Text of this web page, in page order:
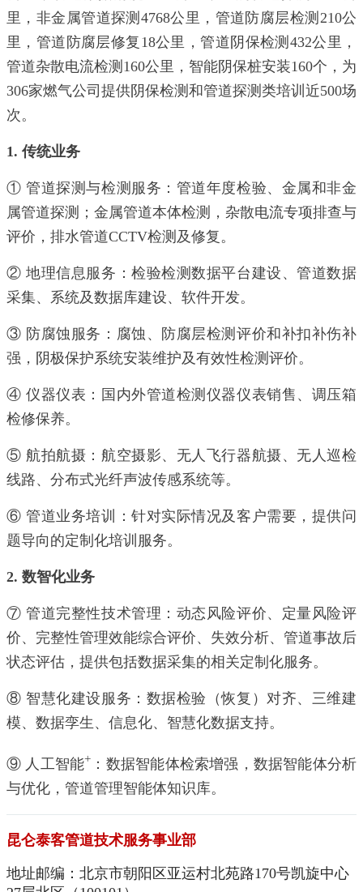
里，非金属管道探测4768公里，管道防腐层检测210公
里，管道防腐层修复18公里，管道阴保检测432公里，
管道杂散电流检测160公里，智能阴保桩安装160个，为
306家燃气公司提供阴保检测和管道探测类培训近500场
次。
1. 传统业务
① 管道探测与检测服务：管道年度检验、金属和非金
属管道探测；金属管道本体检测，杂散电流专项排查与
评价，排水管道CCTV检测及修复。
② 地理信息服务：检验检测数据平台建设、管道数据
采集、系统及数据库建设、软件开发。
③ 防腐蚀服务：腐蚀、防腐层检测评价和补扣补伤补
强，阴极保护系统安装维护及有效性检测评价。
④ 仪器仪表：国内外管道检测仪器仪表销售、调压箱
检修保养。
⑤ 航拍航摄：航空摄影、无人飞行器航摄、无人巡检
线路、分布式光纤声波传感系统等。
⑥ 管道业务培训：针对实际情况及客户需要，提供问
题导向的定制化培训服务。
2. 数智化业务
⑦ 管道完整性技术管理：动态风险评价、定量风险评
价、完整性管理效能综合评价、失效分析、管道事故后
状态评估，提供包括数据采集的相关定制化服务。
⑧ 智慧化建设服务：数据检验（恢复）对齐、三维建
模、数据孪生、信息化、智慧化数据支持。
⑨ 人工智能+ ：数据智能体检索增强，数据智能体分析
与优化，管道管理智能体知识库。
昆仑泰客管道技术服务事业部
地址邮编：北京市朝阳区亚运村北苑路170号凯旋中心